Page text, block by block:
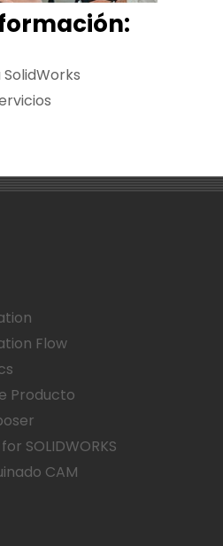
Flow
Producto
SOLIDWORKS
CAM